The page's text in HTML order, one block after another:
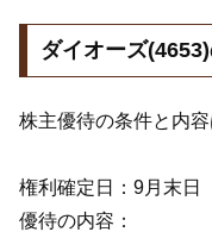
ダイオーズ
株主優待の条件と内容
権利確定日：9月末日
優待の内容：